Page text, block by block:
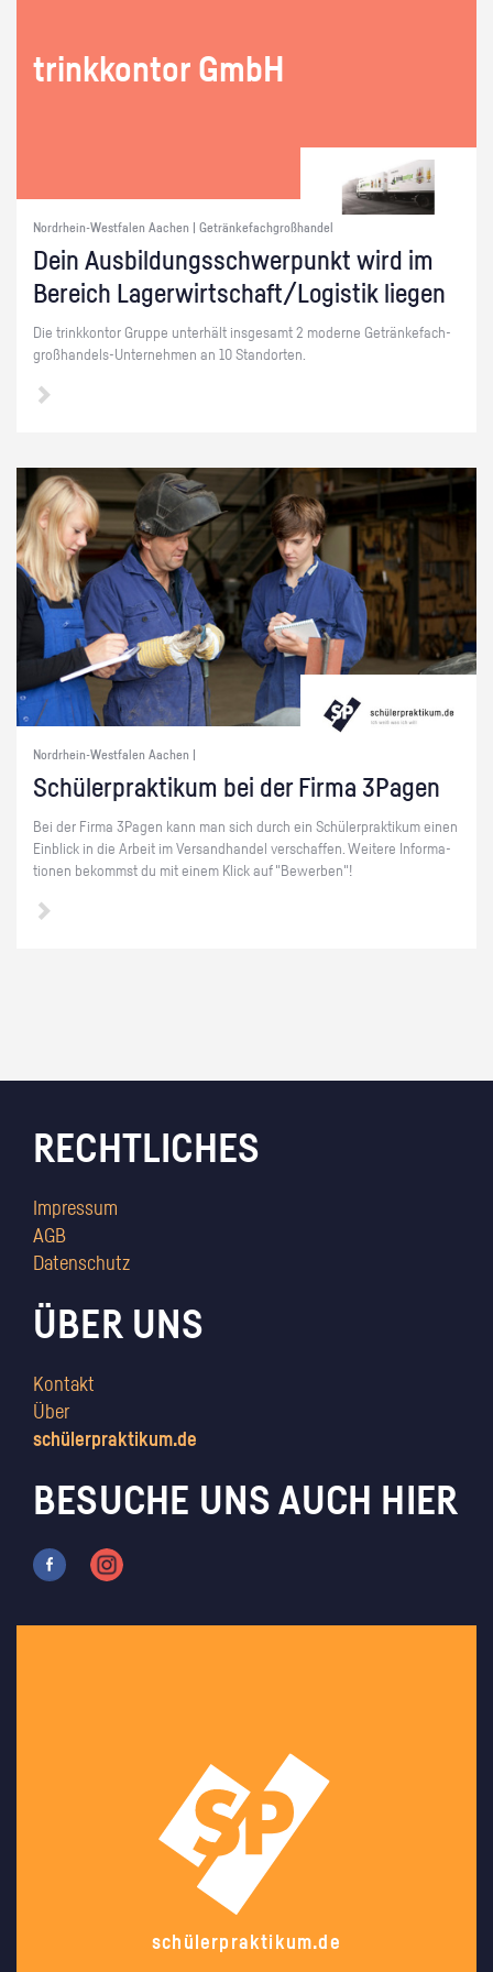
trink­kon­tor GmbH
Nordrhein-Westfalen Aachen | Getränkefachgroßhandel
Dein Aus­bil­dungs­schwer­punkt wird im
Be­reich La­ger­wirt­schaft/Lo­gis­tik lie­gen
Die trink­kon­tor Grup­pe un­ter­hält ins­ge­samt 2 mo­der­ne Ge­trän­ke­fach­
groß­han­dels-Un­ter­neh­men an 10 Stand­or­ten.
Nordrhein-Westfalen Aachen |
Schü­ler­prak­ti­kum bei der Firma 3Pa­gen
Bei der Firma 3Pa­gen kann man sich durch ein Schü­ler­prak­ti­kum einen
Ein­blick in die Ar­beit im Ver­sand­han­del ver­schaf­fen. Wei­te­re In­for­ma­
tio­nen be­kommst du mit einem Klick auf "Be­wer­ben"!
RECHTLICHES
Impressum
AGB
Datenschutz
ÜBER UNS
Kontakt
Über
schülerpraktikum.de
BESUCHE UNS AUCH HIER
schülerpraktikum.de